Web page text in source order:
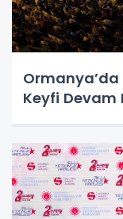
Ormanya’da
Keyfi Devam